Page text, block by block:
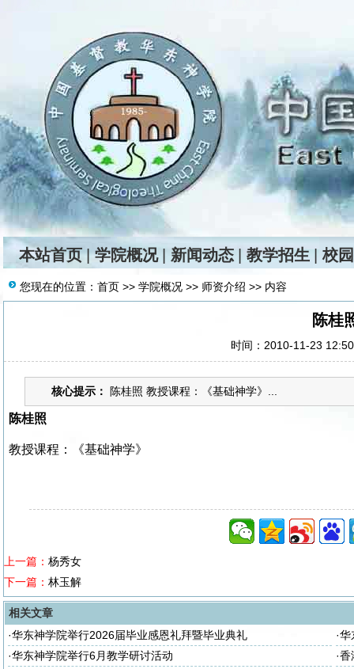
本站首页 |学院概况 新闻动态 教学招生 校
您现在的位置： 首页 >> 学院概况 >> 师资介绍 >> 内容
陈桂
时间：2010-11-23
核心提示： 陈桂照 教授课程：《基础神学》...
陈桂照
教授课程：《基础神学》
上一篇： 杨秀女
下一篇： 林玉解
相关文章
·华东神学院举行2026届毕业感恩礼拜暨毕业典礼 ·华
座
·华东神学院举行6月教学研讨活动 ·香